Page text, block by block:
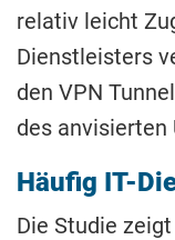
relativ leicht
Dienstleisters
den VPN
des
Häufig IT-
Die Studie